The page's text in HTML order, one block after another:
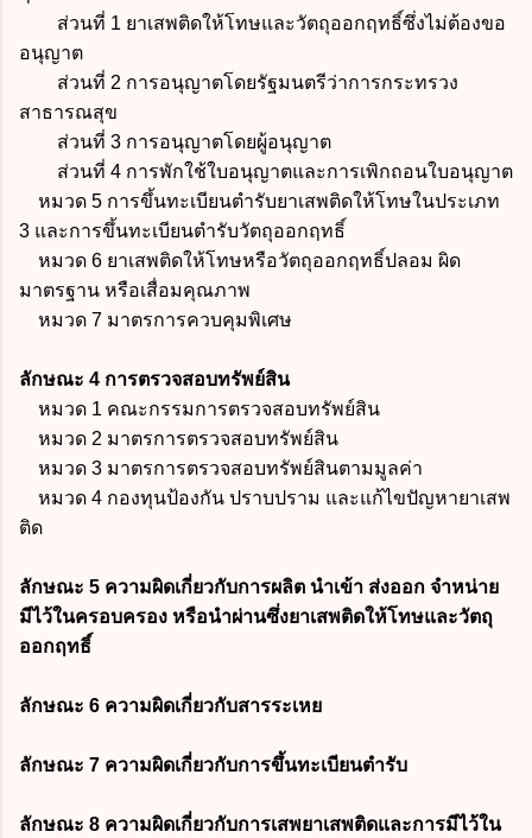
ส่วนที่ 1 ยาเสพติดให้โทษและวัตถุออกฤทธิ์ซึ่งไม่ต้องขอ
อนุญาต
ส่วนที่ 2 การอนุญาตโดยรัฐมนตรีว่าการกระทรวง
สาธารณสุข
ส่วนที่ 3 การอนุญาตโดยผู้อนุญาต
ส่วนที่ 4 การพักใช้ใบอนุญาตและการเพิกถอนใบอนุญาต
หมวด 5 การขึ้นทะเบียนตำรับยาเสพติดให้โทษในประเภท
3 และการขึ้นทะเบียนตำรับวัตถุออกฤทธิ์
หมวด 6 ยาเสพติดให้โทษหรือวัตถุออกฤทธิ์ปลอม ผิด
มาตรฐาน หรือเสื่อมคุณภาพ
หมวด 7 มาตรการควบคุมพิเศษ
ลักษณะ 4 การตรวจสอบทรัพย์สิน
หมวด 1 คณะกรรมการตรวจสอบทรัพย์สิน
หมวด 2 มาตรการตรวจสอบทรัพย์สิน
หมวด 3 มาตรการตรวจสอบทรัพย์สินตามมูลค่า
หมวด 4 กองทุนป้องกัน ปราบปราม และแก้ไขปัญหายาเสพ
ติด
ลักษณะ 5 ความผิดเกี่ยวกับการผลิต นำเข้า ส่งออก จำหน่าย
มีไว้ในครอบครอง หรือนำผ่านซึ่งยาเสพติดให้โทษและวัตถุ
ออกฤทธิ์
ลักษณะ 6 ความผิดเกี่ยวกับสารระเหย
ลักษณะ 7 ความผิดเกี่ยวกับการขึ้นทะเบียนตำรับ
ลักษณะ 8 ความผิดเกี่ยวกับการเสพยาเสพติดและการมีไว้ใน